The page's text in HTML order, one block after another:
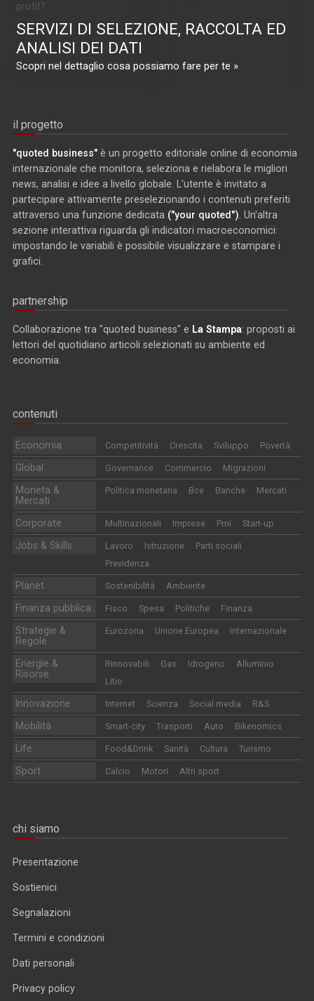
profit?
SERVIZI DI SELEZIONE, RACCOLTA ED
ANALISI DEI DATI
Scopri nel dettaglio cosa possiamo fare per te »
il progetto
"quoted business" è un progetto editoriale online di economia
internazionale che monitora, seleziona e rielabora le migliori
news, analisi e idee a livello globale. L'utente è invitato a
partecipare attivamente preselezionando i contenuti preferiti
attraverso una funzione dedicata ("your quoted") . Un'altra
sezione interattiva riguarda gli indicatori macroeconomici:
impostando le variabili è possibile visualizzare e stampare i
grafici.
partnership
Collaborazione tra "quoted business" e La Stampa: proposti ai
lettori del quotidiano articoli selezionati su ambiente ed
economia.
contenuti
Economia Competitività Crescita Sviluppo Povertà
Global Governance Commercio Migrazioni
Moneta &
Mercati
Politica monetaria Bce Banche Mercati
Corporate Multinazionali Imprese Pmi Start-up
Jobs & Skills Lavoro Istruzione
Parti sociali
Previdenza
Planet Sostenibilità Ambiente
Finanza pubblica Fisco Spesa Politiche Finanza
Strategie &
Regole
Eurozona Unione Europea Internazionale
Energie &
Risorse
Rinnovabili Gas Idrogeno
Alluminio
Litio
Innovazione Internet Scienza Social media R&S
Mobilità Smart-city Trasporti Auto Bikenomics
Life Food&Drink Sanità Cultura Turismo
Sport Calcio Motori Altri sport
chi siamo
Presentazione
Sostienici
Segnalazioni
Termini e condizioni
Dati personali
Privacy policy